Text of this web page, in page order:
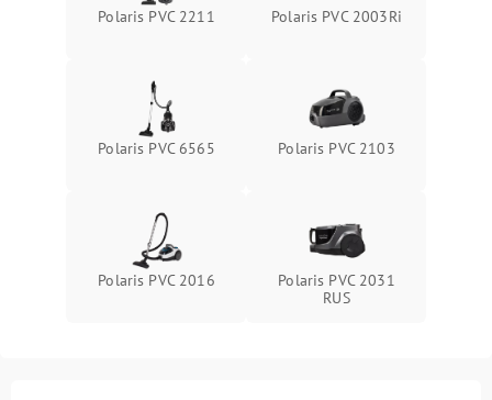
Polaris PVC 2211 Polaris PVC 2003Ri
Polaris PVC 6565 Polaris PVC 2103
Polaris PVC 2016
Polaris PVC 2031
RUS